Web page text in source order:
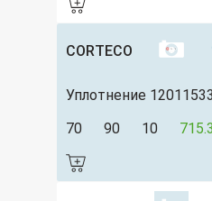
CORTECO
Уплотнение
70
90 10